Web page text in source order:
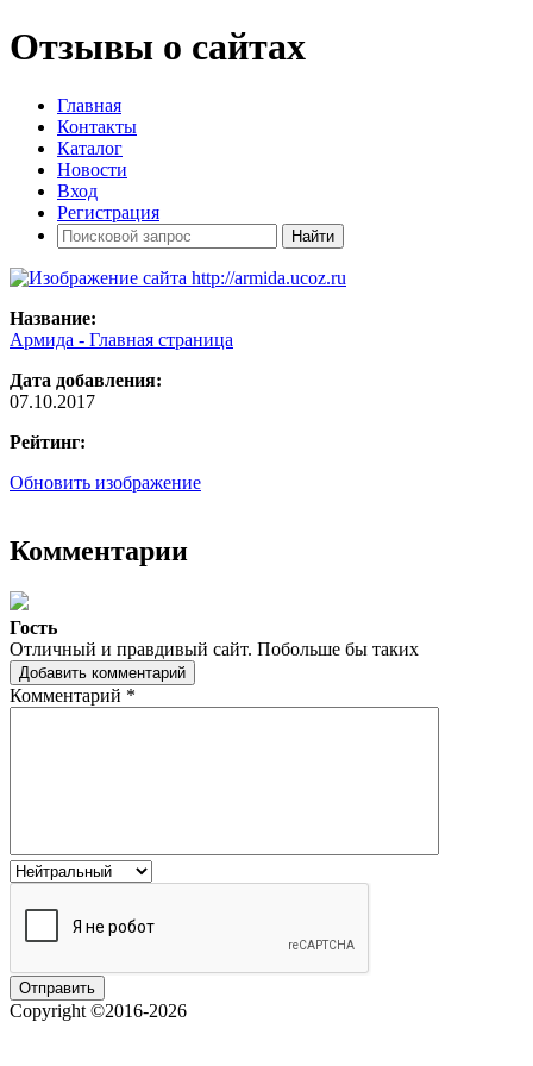
Отзывы о сайтах
Главная
Контакты
Каталог
Новости
Вход
Регистрация
Название:
Армида - Главная страница
Дата добавления:
07.10.2017
Рейтинг:
Обновить изображение
Комментарии
Гость
Отличный и правдивый сайт. Побольше бы таких
Добавить комментарий
Комментарий *
Copyright ©2016-2026